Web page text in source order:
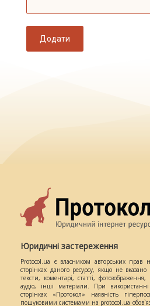
Додати
Юридичні застереження
Protocol.ua є власником авторських
сторінках даного ресурсу, якщо не
тексти, коментарі, статті,
аудіо, інші матеріали. При
сторінках «Протокол» наявність
пошуковими системами на protocol.ua